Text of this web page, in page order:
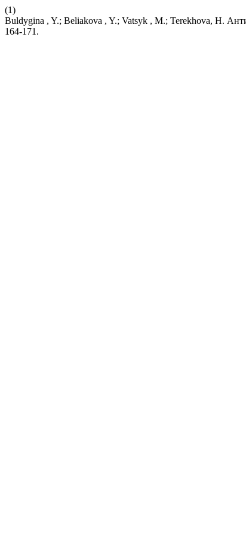
(1)
Buldygina , Y.; Beliakova , Y.; Vatsyk , M.; Terekhova, H.
164-171.